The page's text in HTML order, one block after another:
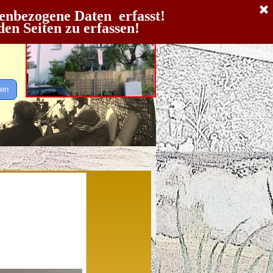
Daten erfasst!
Seiten zu erfassen!